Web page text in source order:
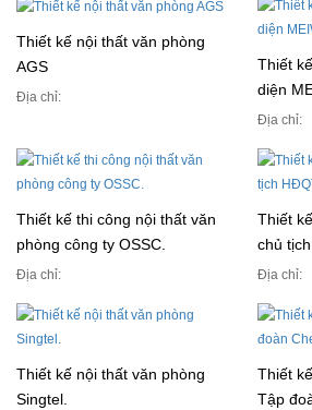
Thiết kế nội thất văn phòng
AGS
Địa chỉ:
Thiết
diện
Địa chỉ:
Thiết kế thi công nội thất văn
phòng công ty OSSC.
Địa chỉ:
Thiết
chủ
Địa chỉ:
Thiết kế nội thất văn phòng
Singtel.
Thiết
Tập